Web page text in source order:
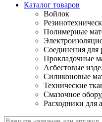
Каталог товаров
Войлок
Полимерные
Соединения для
Прокладочные
Асбестовые
Силиконовые
Технические
Смазочное
Расходники для